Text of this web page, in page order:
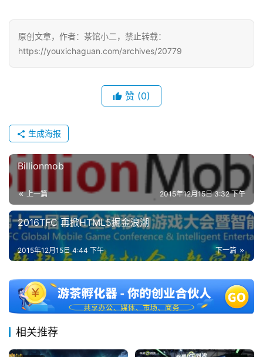
机
游
戏
2
5
第
十
三
届
茶
奖
7
原创文章，作者：茶馆小二，禁止转载：
https://youxichaguan.com/archives/20779
赞 (0)
生成海报
Billionmob
上一篇 2015年12月15日 3:32 下午
2016TFC 再掀HTML5掘金浪潮
下一篇
2015年12月15日 4:44 下午
相关推荐